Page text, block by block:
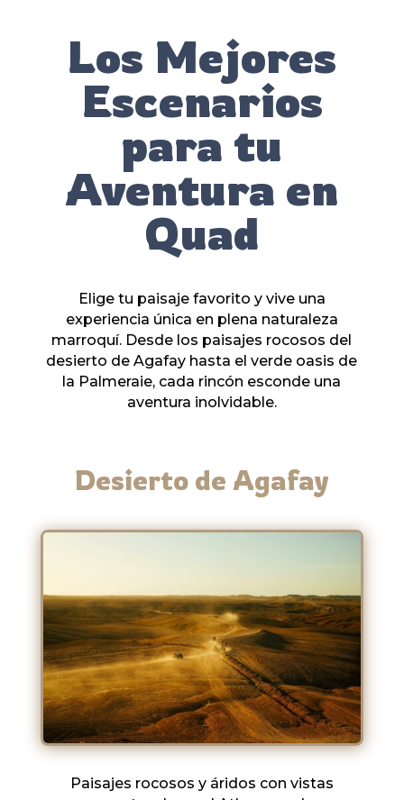
Los Mejores
Escenarios
para tu
Aventura en
Quad
Elige tu paisaje favorito y vive una
experiencia única en plena naturaleza
marroquí. Desde los paisajes rocosos del
desierto de Agafay hasta el verde oasis de
la Palmeraie, cada rincón esconde una
aventura inolvidable.
Desierto de Agafay
Paisajes rocosos y áridos con vistas